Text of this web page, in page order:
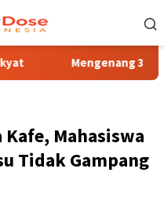
30 Tahun Tragedi
Mahasiswa
Tidak Gampang